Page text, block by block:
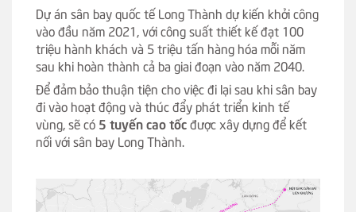
Dự án sân bay quốc tế Long Thành dự kiến khởi công
vào đầu năm 2021, với công suất thiết kế đạt 100
triệu hành khách và 5 triệu tấn hàng hóa mỗi năm
sau khi hoàn thành cả ba giai đoạn vào năm 2040.
Để đảm bảo thuận tiện cho việc đi lại sau khi sân bay
đi vào hoạt động và thúc đẩy phát triển kinh tế
vùng, sẽ có 5 tuyến cao tốcđược xây dựng để kết
nối với sân bay Long Thành.